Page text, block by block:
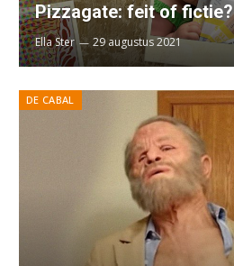
Pizzagate: feit of fictie?
Ella Ster 29 augustus 2021
DE CABAL